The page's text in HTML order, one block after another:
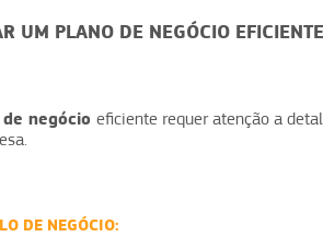
UM PLANO DE NEGÓCIO EFICIENTE
negócio eficiente requer atenção a
DE NEGÓCIO: